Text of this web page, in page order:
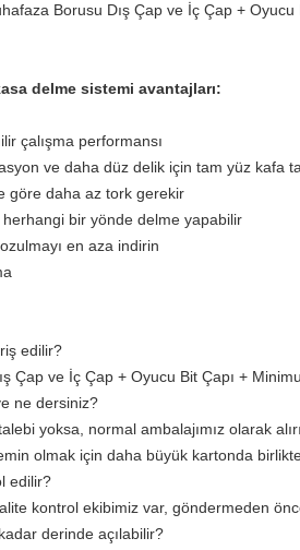
Borusu Dış Çap ve İç Çap +
delme sistemi avantajları:
çalışma performansı
ve daha düz delik için tam yüz kafa
göre daha az tork gerekir
bir yönde delme yapabilir
en aza indirin
edilir?
Çap ve İç Çap + Oyucu Bit Çapı +
ne dersiniz?
yoksa, normal ambalajımız olarak
olmak için daha büyük kartonda
edilir?
kontrol ekibimiz var, göndermeden
derinde açılabilir?